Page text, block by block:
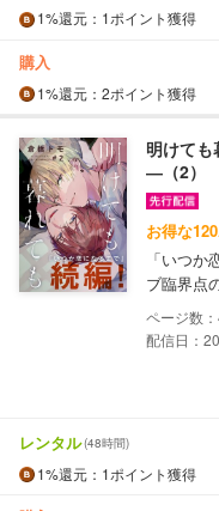
1%還元 ：1ポイント獲得
購入
1%還元 ：2ポイント獲得
明けて
―（2）
お得な
「いつ
ブ臨界点
配信日：
レンタル(48時間)
1%還元 ：1ポイント獲得